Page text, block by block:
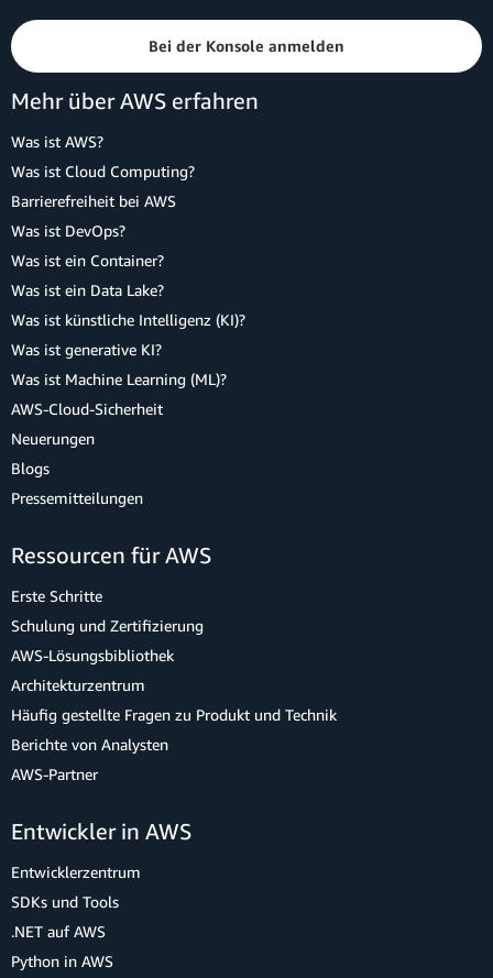
Bei der Konsole anmelden
Mehr über AWS erfahren
Was ist AWS?
Was ist Cloud Computing?
Barrierefreiheit bei AWS
Was ist DevOps?
Was ist ein Container?
Was ist ein Data Lake?
Was ist künstliche Intelligenz (KI)?
Was ist generative KI?
Was ist Machine Learning (ML)?
AWS-Cloud-Sicherheit
Neuerungen
Blogs
Pressemitteilungen
Ressourcen für AWS
Erste Schritte
Schulung und Zertifizierung
AWS-Lösungsbibliothek
Architekturzentrum
Häufig gestellte Fragen zu Produkt und Technik
Berichte von Analysten
AWS-Partner
Entwickler in AWS
Entwicklerzentrum
SDKs und Tools
.NET auf AWS
Python in AWS